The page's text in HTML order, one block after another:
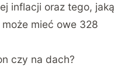
inflacji oraz tego, jaką
mieć owe 328
czy na dach?